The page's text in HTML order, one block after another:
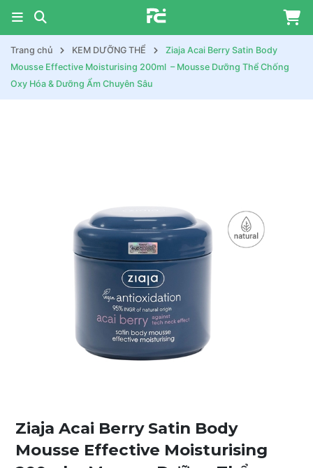
Trang chủ KEM DƯỠNG THỂ
Ziaja Acai Berry Satin Body
Mousse Effective Moisturising 200ml – Mousse Dưỡng Thể Chống
Oxy Hóa & Dưỡng Ẩm Chuyên Sâu
Ziaja Acai Berry Satin Body
Mousse Effective Moisturising